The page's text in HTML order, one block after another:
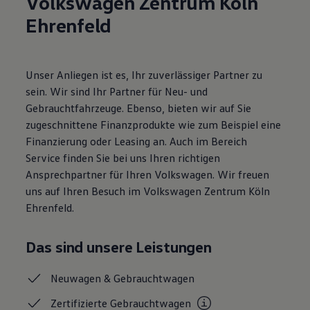
Magazin
Lifestyle
Transport
Volkswagen R
Pannen- und Unfallhilfe
Volkswagen Kundenbetreuung
Ehrenfeld
Unser Anliegen ist es, Ihr zuverlässiger Partner zu
sein. Wir sind Ihr Partner für Neu- und
Gebrauchtfahrzeuge. Ebenso, bieten wir auf Sie
zugeschnittene Finanzprodukte wie zum Beispiel eine
Finanzierung oder Leasing an. Auch im Bereich
Service finden Sie bei uns Ihren richtigen
Ansprechpartner für Ihren Volkswagen. Wir freuen
uns auf Ihren Besuch im Volkswagen Zentrum Köln
Ehrenfeld.
Das sind unsere Leistungen
Neuwagen &Gebrauchtwagen
ZertifizierteGebrauchtwagen